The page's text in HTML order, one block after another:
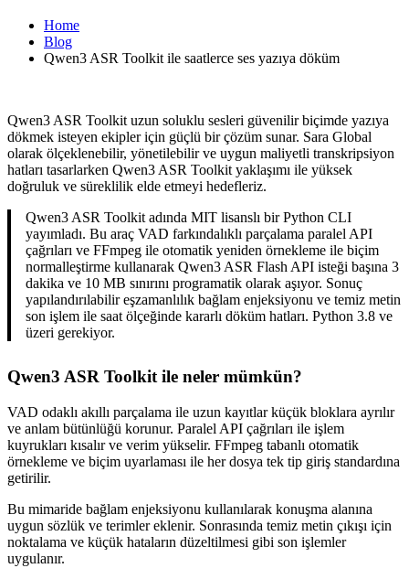
Home
Blog
Qwen3 ASR Toolkit ile saatlerce ses yazıya döküm
Qwen3 ASR Toolkit uzun soluklu sesleri güvenilir biçimde yazıya
dökmek isteyen ekipler için güçlü bir çözüm sunar. Sara Global
olarak ölçeklenebilir, yönetilebilir ve uygun maliyetli transkripsiyon
hatları tasarlarken Qwen3 ASR Toolkit yaklaşımı ile yüksek
doğruluk ve süreklilik elde etmeyi hedefleriz.
Qwen3 ASR Toolkit adında MIT lisanslı bir Python CLI
yayımladı. Bu araç VAD farkındalıklı parçalama paralel API
çağrıları ve FFmpeg ile otomatik yeniden örnekleme ile biçim
normalleştirme kullanarak Qwen3 ASR Flash API isteği başına 3
dakika ve 10 MB sınırını programatik olarak aşıyor. Sonuç
yapılandırılabilir eşzamanlılık bağlam enjeksiyonu ve temiz metin
son işlem ile saat ölçeğinde kararlı döküm hatları. Python 3.8 ve
üzeri gerekiyor.
Qwen3 ASR Toolkit ile neler mümkün?
VAD odaklı akıllı parçalama ile uzun kayıtlar küçük bloklara ayrılır
ve anlam bütünlüğü korunur. Paralel API çağrıları ile işlem
kuyrukları kısalır ve verim yükselir. FFmpeg tabanlı otomatik
örnekleme ve biçim uyarlaması ile her dosya tek tip giriş standardına
getirilir.
Bu mimaride bağlam enjeksiyonu kullanılarak konuşma alanına
uygun sözlük ve terimler eklenir. Sonrasında temiz metin çıkışı için
noktalama ve küçük hataların düzeltilmesi gibi son işlemler
uygulanır.